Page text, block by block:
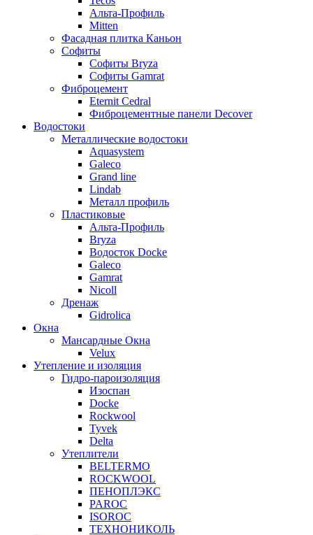
Альта-Профиль
Mitten
Фасадная плитка Каньон
Софиты
Софиты Bryza
Софиты Gamrat
Фиброцемент
Eternit Cedral
Фиброцементные панели Decover
Водостоки
Металлические водостоки
Aquasystem
Galeco
Grand line
Lindab
Металл профиль
Пластиковые
Альта-Профиль
Bryza
Водосток Docke
Galeco
Gamrat
Nicoll
Дренаж
Gidrolica
Окна
Мансардные Окна
Velux
Утепление и изоляция
Гидро-пароизоляция
Изоспан
Docke
Rockwool
Tyvek
Delta
Утеплители
BELTERMO
ROCKWOOL
ПЕНОПЛЭКС
PAROC
ISOROC
ТЕХНОНИКОЛЬ